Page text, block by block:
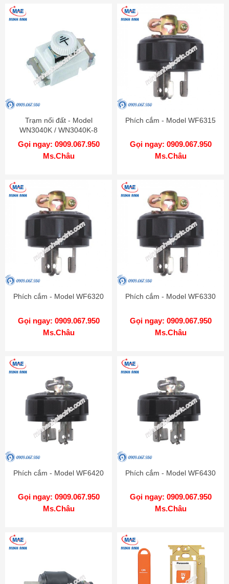
Trạm nối đất - Model
WN3040K / WN3040K-8
Gọi ngay: 0909.067.950
Ms.Châu
Phích cắm - Model WF6315
Gọi ngay: 0909.067.950
Ms.Châu
Phích cắm - Model WF6320
Gọi ngay: 0909.067.950
Ms.Châu
Phích cắm - Model WF6330
Gọi ngay: 0909.067.950
Ms.Châu
Phích cắm - Model WF6420
Gọi ngay: 0909.067.950
Ms.Châu
Phích cắm - Model WF6430
Gọi ngay: 0909.067.950
Ms.Châu